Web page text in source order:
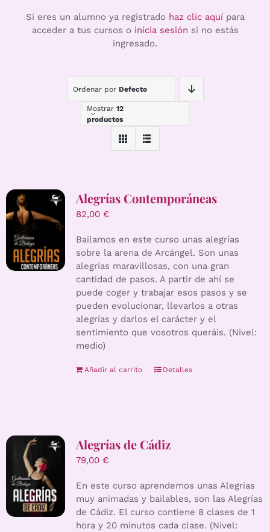
Si eres un alumno ya registrado haz clic aquípara
acceder a tus cursos o inicia sesión si no estás
ingresado.
Ordenar por Defecto
Mostrar 12
productos
Alegrías Contemporáneas
82,00 €
Bailamos en este curso unas alegrías
sobre la arena de Arcángel. Son unas
alegrías maravillosas, con una gran
cantidad de pasos. A partir de ahí se
puede coger y trabajar esos pasos y se
pueden evolucionar, llevarlos a otras
alegrías y darlos el carácter y el
sentimiento que vosotros queráis. (Nivel:
medio)
Añadir al carrito Detalles
Alegrías de Cádiz
79,00 €
En este curso aprendemos unas Alegrías
muy animadas y bailables, son las Alegrías
de Cádiz. El curso contiene 8 clases de 1
hora y 20 minutos cada clase. (Nivel: